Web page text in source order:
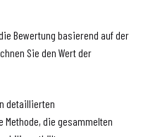
Bewertung basierend auf der
Sie den Wert der
detaillierten
die gesammelten